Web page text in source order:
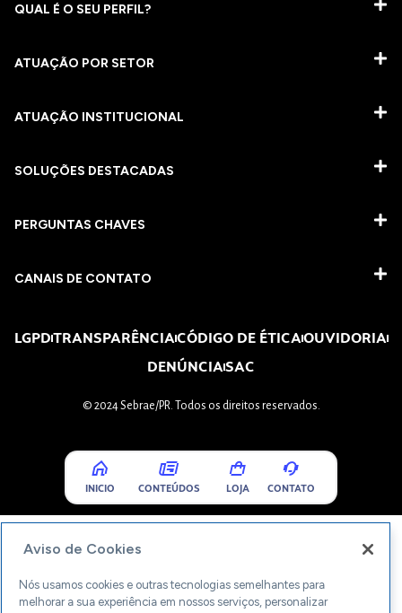
QUAL É O SEU PERFIL?
ATUAÇÃO POR SETOR
ATUAÇÃO INSTITUCIONAL
SOLUÇÕES DESTACADAS
PERGUNTAS CHAVES​
CANAIS DE CONTATO
LGPDTRANSPARÊNCIACÓDIGO DE ÉTICAOUVIDORIA
DENÚNCIASAC
© 2024 Sebrae/PR. Todos os direitos reservados.
INICIO CONTEÚDOS LOJA CONTATO
Aviso de Cookies
Nós usamos cookies e outras tecnologias semelhantes para
melhorar a sua experiência em nossos serviços, personalizar